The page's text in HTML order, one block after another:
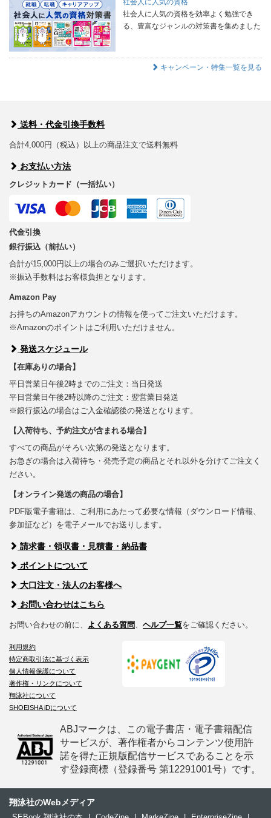
社会人に人気の資格
社会人に人気の資格を効率よく勉強でき
る、豊富なジャンルの対策書を集めました
キャンペーン・特集一覧を見る
送料・代金引換手数料
合計4,000円（税込）以上の商品注文で送料無料
お支払い方法
クレジットカード（一括払い）
代金引換
銀行振込（前払い）
合計が15,000円以上の場合のみご選択いただけます。
※振込手数料はお客様負担となります。
Amazon Pay
お持ちのAmazonアカウントの情報を使ってご注文いただけます。
※Amazonのポイントはご利用いただけません。
発送スケジュール
【在庫ありの場合】
平日営業日午後2時までのご注文：当日発送
平日営業日午後2時以降のご注文：翌営業日発送
※銀行振込の場合はご入金確認後の発送となります。
【入荷待ち、予約注文が含まれる場合】
すべての商品がそろい次第の発送となります。
お急ぎの場合は入荷待ち・発売予定の商品とそれ以外を分けてご注文く
ださい。
【オンライン発送の商品の場合】
PDF版電子書籍は、ご利用にあたって必要な情報（ダウンロード情報、
参加証など）を電子メールでお送りします。
請求書・領収書・見積書・納品書
ポイントについて
大口注文・法人のお客様へ
お問い合わせはこちら
お問い合わせの前に、 よくある質問、 ヘルプ一覧をご確認ください。
利用規約
特定商取引法に基づく表示
個人情報保護について
著作権・リンクについて
翔泳社について
SHOEISHA iDについて
ABJマークは、この電子書店・電子書籍配信
サービスが、著作権者からコンテンツ使用許
諾を得た正規版配信サービスであることを示
す登録商標（登録番号 第12291001号）です。
翔泳社のWebメディア